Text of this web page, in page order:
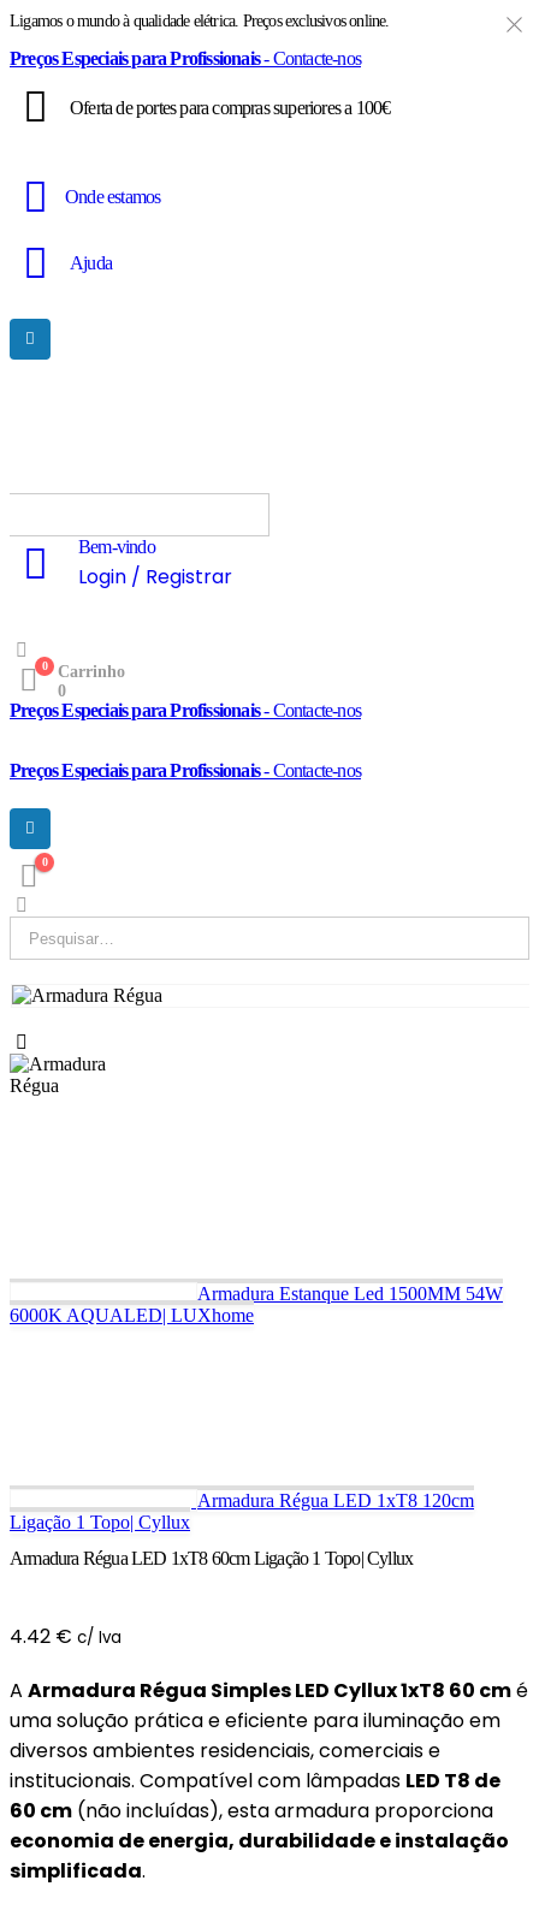
Ligamos o mundo à qualidade elétrica. Preços exclusivos online.
Preços Especiais para Profissionais- Contacte-nos
Oferta de portes para compras superiores a 100€
Onde estamos
Ajuda
Bem-vindo
Login / Registrar
0
Carrinho
0
Preços Especiais para Profissionais- Contacte-nos
Preços Especiais para Profissionais- Contacte-nos
0
Armadura Estanque Led 1500MM 54W
6000K AQUALED| LUXhome
Armadura Régua LED 1xT8 120cm
Ligação 1 Topo| Cyllux
Armadura Régua LED 1xT8 60cm Ligação 1 Topo| Cyllux
4.42 € c/ Iva
A Armadura Régua Simples LED Cyllux 1xT8 60 cmé
uma solução prática e eficiente para iluminação em
diversos ambientes residenciais, comerciais e
institucionais. Compatível com lâmpadas LED T8 de
60 cm (não incluídas), esta armadura proporciona
economia de energia, durabilidade e instalação
simplificada.